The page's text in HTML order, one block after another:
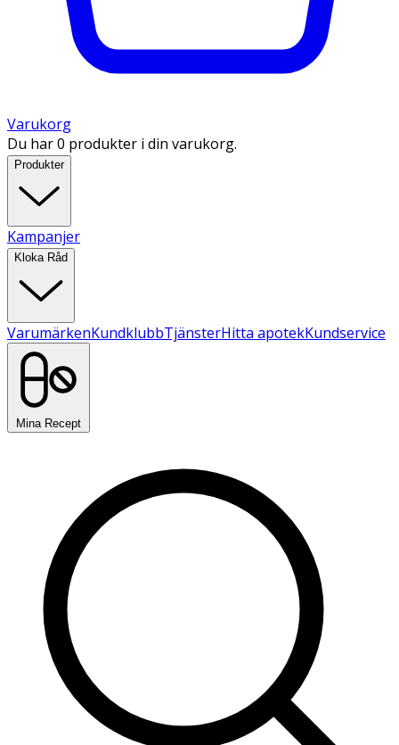
Varukorg
Du har 0 produkter i din varukorg.
Produkter
Kampanjer
Kloka Råd
VarumärkenKundklubbTjänsterHitta apotekKundservice
Mina Recept